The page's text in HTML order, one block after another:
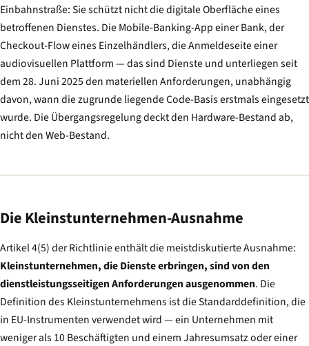
Einbahnstraße: Sie schützt nicht die digitale Oberfläche eines
betroffenen Dienstes. Die Mobile-Banking-App einer Bank, der
Checkout-Flow eines Einzelhändlers, die Anmeldeseite einer
audiovisuellen Plattform — das sind Dienste und unterliegen seit
dem 28. Juni 2025 den materiellen Anforderungen, unabhängig
davon, wann die zugrunde liegende Code-Basis erstmals eingesetzt
wurde. Die Übergangsregelung deckt den Hardware-Bestand ab,
nicht den Web-Bestand.
Die Kleinstunternehmen-Ausnahme
Artikel 4(5) der Richtlinie enthält die meistdiskutierte Ausnahme:
Kleinstunternehmen, die Dienste erbringen, sind von den
dienstleistungsseitigen Anforderungen ausgenommen. Die
Definition des Kleinstunternehmens ist die Standarddefinition, die
in EU-Instrumenten verwendet wird — ein Unternehmen mit
weniger als 10 Beschäftigten und einem Jahresumsatz oder einer